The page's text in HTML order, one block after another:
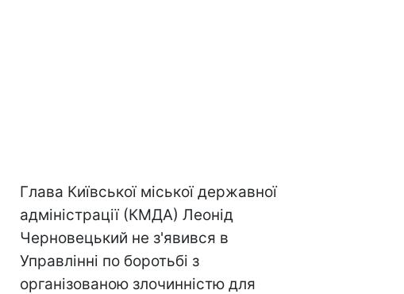
Глава Київської міської державної
адміністрації (КМДА) Леонід
Черновецький не з'явився в
Управлінні по боротьбі з
організованою злочинністю для